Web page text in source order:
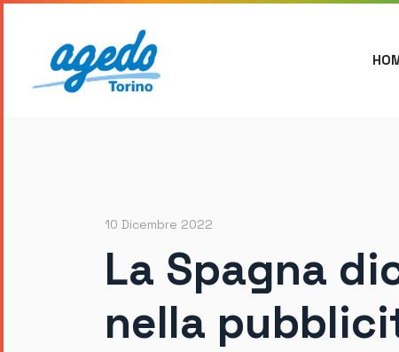
10 Dicembre 2022
La Spagna
nella